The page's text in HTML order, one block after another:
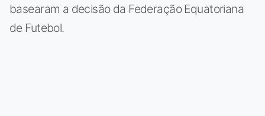
basearam a decisão da Federação Equatoriana
de Futebol.